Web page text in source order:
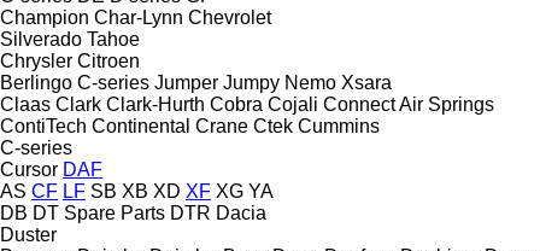
Champion Char-Lynn Chevrolet
Silverado Tahoe
Chrysler Citroen
Berlingo C-series Jumper Jumpy Nemo Xsara
Claas Clark Clark-Hurth Cobra Cojali Connect Air Springs
ContiTech Continental Crane Ctek Cummins
C-series
Cursor DAF
AS CF LF SB XB XD XF XG YA
DB DT Spare Parts DTR Dacia
Duster